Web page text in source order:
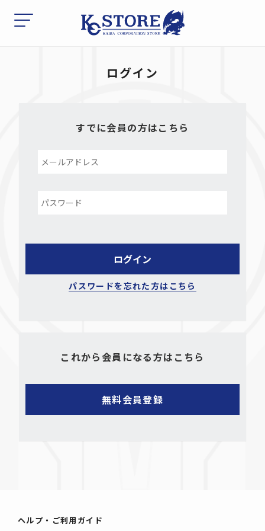
ログイン
すでに会員の方はこちら
パスワードを忘れた方はこちら
これから会員になる方はこちら
ヘルプ・ご利用ガイド